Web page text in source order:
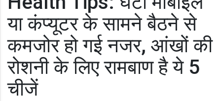
या कंप्यूटर के सामने बैठने से
कमजोर हो गई नजर, आंखों की
रोशनी के लिए रामबाण है ये 5
चीजें